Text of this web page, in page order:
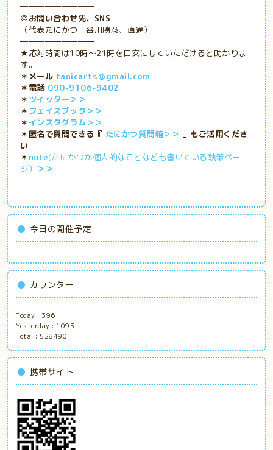
━━━━━━━━━
◎お問い合わせ先、SNS
（代表たにかつ：谷川勝彦、直通）
━━━━━━━━━
★応対時間は10時～21時を目安にしていただけると助かりま
す。
＊メール tanicarts＠gmail.com
＊電話 090-9106-9402
＊ ツイッター＞＞
＊ フェイスブック＞＞
＊ インスタグラム＞＞
＊匿名で質問できる『 たにかつ質問箱＞＞ 』もご活用くださ
い
＊ note(たにかつが個人的なことなども書いている執筆ペー
ジ）
＞＞
今日の開催予定
カウンター
Today : 396
Yesterday : 1093
Total : 528490
携帯サイト